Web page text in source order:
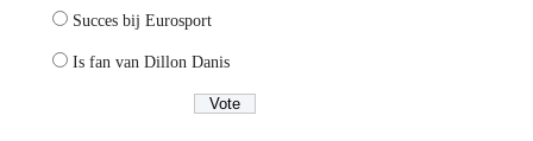
Succes bij Eurosport
Is fan van Dillon Danis